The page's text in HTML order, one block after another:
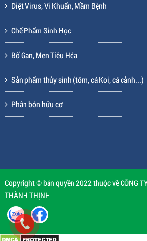
Diệt Virus, Vi Khuẩn, Mầm Bệnh
Chế Phẩm Sinh Học
Bổ Gan, Men Tiêu Hóa
Sản phẩm thủy sinh (tôm, cá Koi, cá cảnh...)
Phân bón hữu cơ
Copyright © bản quyền 2022 thuộc về CÔNG
THÀNH THỊNH